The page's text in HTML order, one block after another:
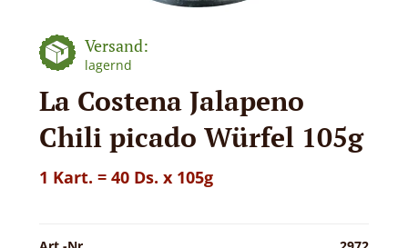
Versand:
lagernd
La Costena Jalapeno
Chili picado Würfel 105g
1 Kart. = 40 Ds. x 105g